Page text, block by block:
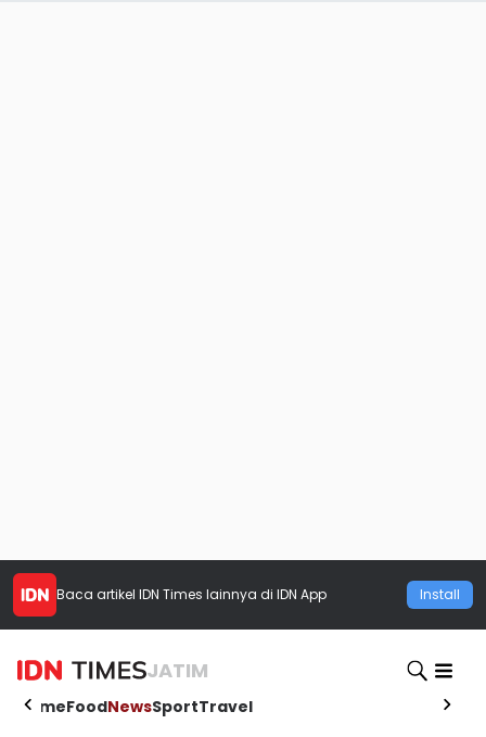
Baca artikel IDN Times lainnya di IDN App Install
JATIM
HomeFoodNewsSportTravel